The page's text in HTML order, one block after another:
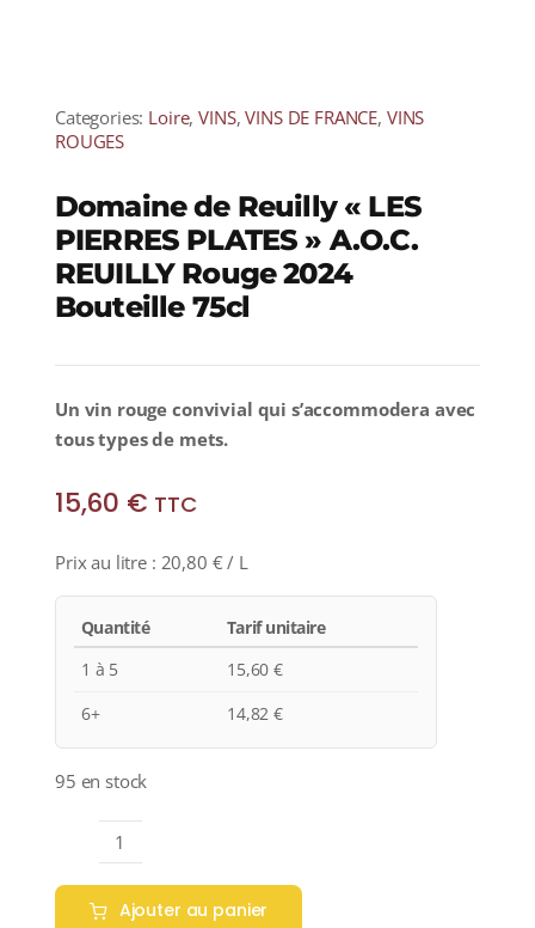
Categories: Loire,VINS,VINS DE FRANCE, VINS
ROUGES
Domaine de Reuilly « LES
PIERRES PLATES » A.O.C.
REUILLY Rouge 2024
Bouteille 75cl
Un vin rouge convivial qui s’accommodera avec
tous types de mets.
15,60 € TTC
Prix au litre : 20,80 € / L
Quantité
Tarif unitaire
1 à 5
15,60€
6+
14,82€
95 en stock
quantité
de
Domaine
Ajouter au panier